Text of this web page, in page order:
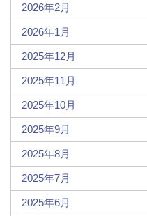
2026年2月
2026年1月
2025年12月
2025年11月
2025年10月
2025年9月
2025年8月
2025年7月
2025年6月